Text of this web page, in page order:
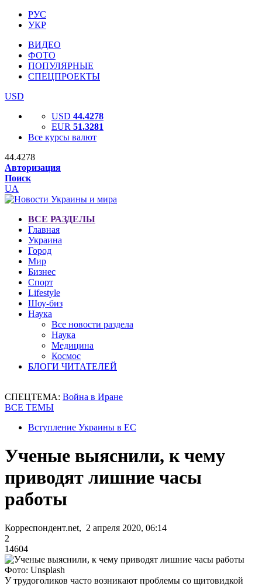
РУС
УКР
ВИДЕО
ФОТО
ПОПУЛЯРНЫЕ
СПЕЦПРОЕКТЫ
USD
USD 44.4278
EUR 51.3281
Все курсы валют
44.4278
Авторизация
Поиск
UA
ВСЕ РАЗДЕЛЫ
Главная
Украина
Город
Мир
Бизнес
Спорт
Lifestyle
Шоу-биз
Наука
Все новости раздела
Наука
Медицина
Космос
БЛОГИ ЧИТАТЕЛЕЙ
СПЕЦТЕМА: Война в Иране
ВСЕ ТЕМЫ
Вступление Украины в ЕС
Ученые выяснили, к чему
приводят лишние часы
работы
Корреспондент.net, 2 апреля 2020, 06:14
2
14604
Фото: Unsplash
У трудоголиков часто возникают проблемы со щитовидкой